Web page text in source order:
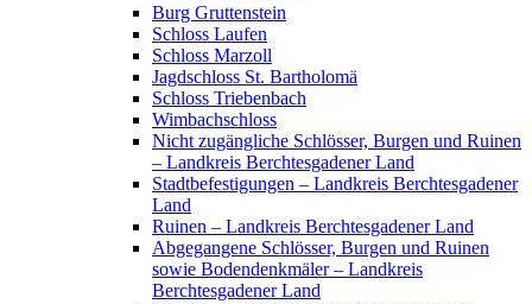
Burg Gruttenstein
Schloss Laufen
Schloss Marzoll
Jagdschloss St. Bartholomä
Schloss Triebenbach
Wimbachschloss
Nicht zugängliche Schlösser, Burgen und Ruinen
– Landkreis Berchtesgadener Land
Stadtbefestigungen – Landkreis Berchtesgadener
Land
Ruinen – Landkreis Berchtesgadener Land
Abgegangene Schlösser, Burgen und Ruinen
sowie Bodendenkmäler – Landkreis
Berchtesgadener Land